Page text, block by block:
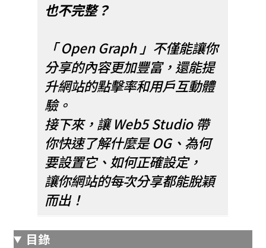
也不完整？
「 Open Graph 」不僅能讓你
分享的內容更加豐富，還能提
升網站的點擊率和用戶互動體
驗。
接下來，讓 Web5 Studio 帶
你快速了解什麼是 OG、為何
要設置它、如何正確設定，
讓你網站的每次分享都能脫穎
而出！
目錄